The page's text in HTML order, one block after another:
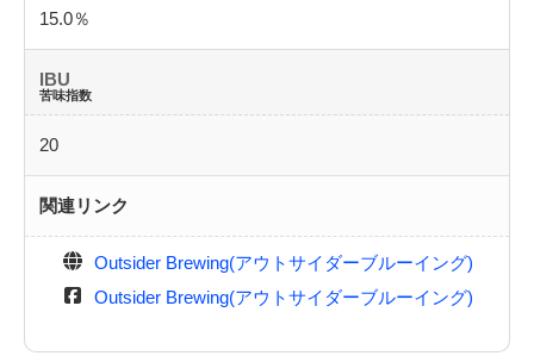
15.0％
IBU
苦味指数
20
関連リンク
Outsider Brewing(アウトサイダーブルーイング)
Outsider Brewing(アウトサイダーブルーイング)